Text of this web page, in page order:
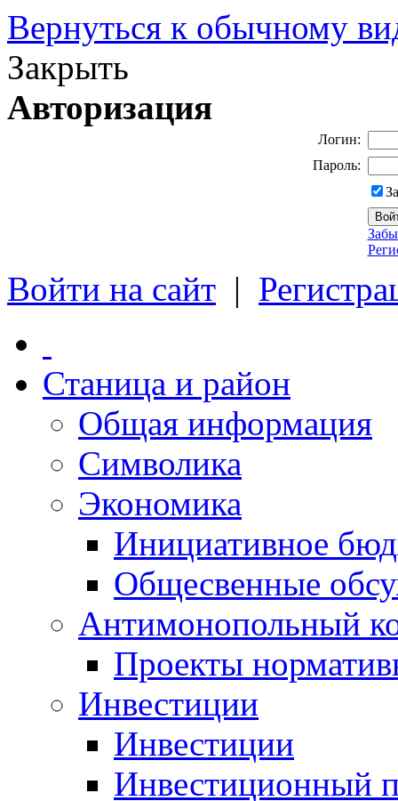
Вернуться к обычному
Закрыть
Авторизация
Логин:
Пароль:
Войти на сайт |
Станица и район
Общая информация
Символика
Экономика
Инициативное
Общесвенные
Антимонопольный
Проекты
Инвестиции
Инвестиции
Инвестиционный